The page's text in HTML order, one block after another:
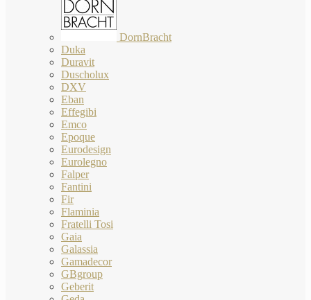
DornBracht
Duka
Duravit
Duscholux
DXV
Eban
Effegibi
Emco
Epoque
Eurodesign
Eurolegno
Falper
Fantini
Fir
Flaminia
Fratelli Tosi
Gaia
Galassia
Gamadecor
GBgroup
Geberit